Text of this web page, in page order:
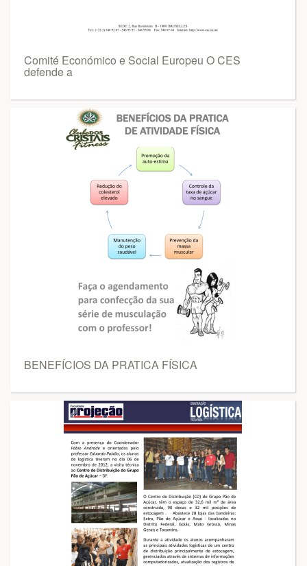
Comité Económico e Social Europeu O CES
defende a
BENEFÍCIOS DA PRATICA FÍSICA